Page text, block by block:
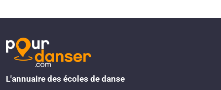
L'annuaire des écoles de danse